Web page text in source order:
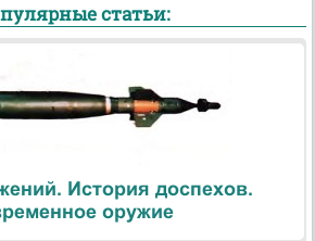
статьи:
История доспехов.
оружие